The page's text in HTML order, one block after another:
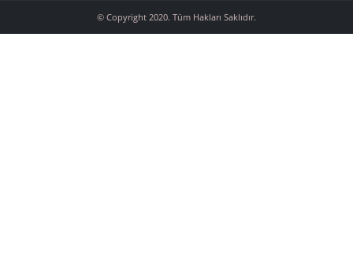
© Copyright 2020. Tüm Hakları Saklıdır.